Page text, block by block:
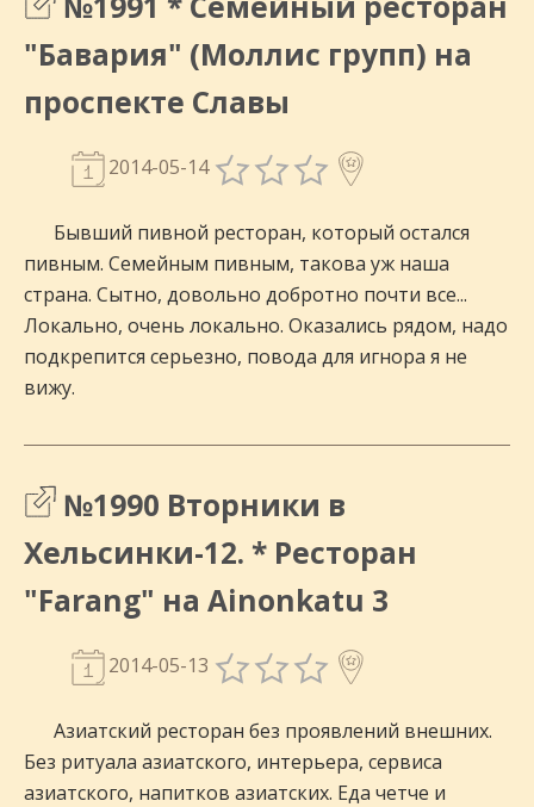
"Бавария" (Моллис групп) на
проспекте Славы
2014-05-14
Бывший пивной ресторан, который остался
пивным. Семейным пивным, такова уж наша
страна. Сытно, довольно добротно почти все...
Локально, очень локально. Оказались рядом, надо
подкрепится серьезно, повода для игнора я не
вижу.
№1990 Вторники в
Хельсинки-12. * Ресторан
"Farang" на Ainonkatu 3
2014-05-13
Азиатский ресторан без проявлений внешних.
Без ритуала азиатского, интерьера, сервиса
азиатского, напитков азиатских. Еда четче и